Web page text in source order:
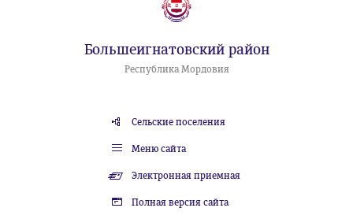
Большеигнатовский район
Республика Мордовия
Сельские поселения
Меню сайта
Электронная приемная
Полная версия сайта